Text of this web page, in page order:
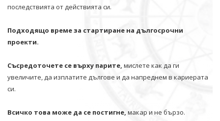
последствията от действията си.
Подходящо време за стартиране на дългосрочни
проекти.
Съсредоточете се върху парите, мислете как да ги
увеличите, да изплатите дългове и да напреднем в кариерата
си.
Всичко това може да се постигне, макар и не бързо.